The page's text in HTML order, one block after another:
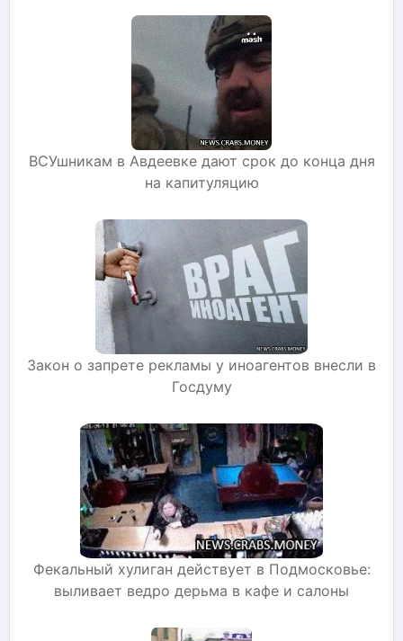
ВСУшникам в Авдеевке дают срок до конца дня
на капитуляцию
Закон о запрете рекламы у иноагентов внесли в
Госдуму
Фекальный хулиган действует в Подмосковье:
выливает ведро дерьма в кафе и салоны